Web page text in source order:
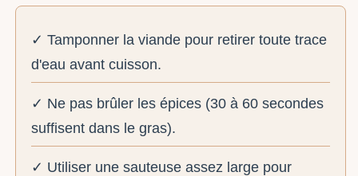
✓ Tamponner la viande pour retirer toute trace
d'eau avant cuisson.
✓ Ne pas brûler les épices (30 à 60 secondes
suffisent dans le gras).
✓ Utiliser une sauteuse assez large pour